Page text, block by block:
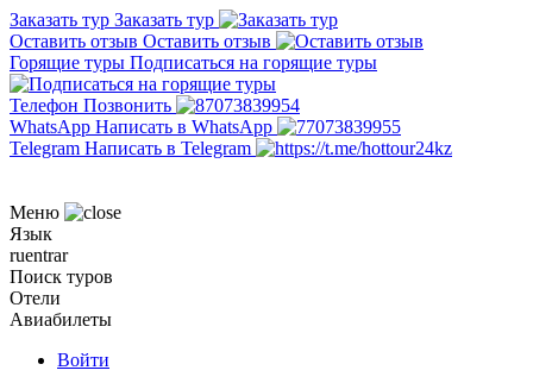
Заказать тур Заказать тур
Оставить отзыв Оставить отзыв
Горящие туры Подписаться на горящие туры
Телефон Позвонить
WhatsApp Написать в WhatsApp
Telegram Написать в Telegram
Меню
Язык
ruentrar
Поиск туров
Отели
Авиабилеты
Войти